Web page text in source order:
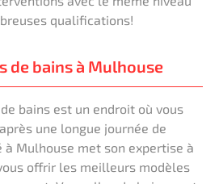
qualifications!
de bains à Mulhouse
bains est un endroit où vous
une longue journée de
Mulhouse met son expertise à
offrir les meilleurs modèles